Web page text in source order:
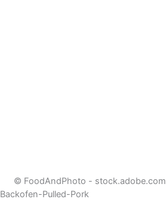
© FoodAndPhoto - stock.adobe.com
Backofen-Pulled-Pork